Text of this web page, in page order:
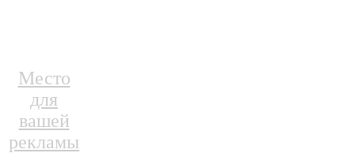
Место
для
вашей
рекламы